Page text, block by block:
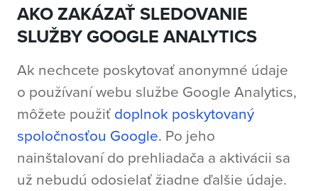
AKO ZAKÁZAŤ SLEDOVANIE
SLUŽBY GOOGLE ANALYTICS
Ak nechcete poskytovať anonymné údaje
o používaní webu službe Google Analytics,
môžete použiť doplnok poskytovaný
spoločnosťou Google. Po jeho
nainštalovaní do prehliadača a aktivácii sa
už nebudú odosielať žiadne ďalšie údaje.